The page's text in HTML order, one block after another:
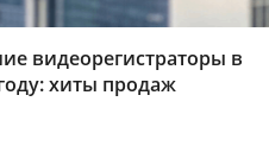
видеорегистраторы в
хиты продаж